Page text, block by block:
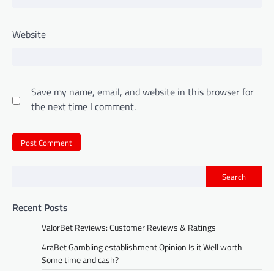
Website
Save my name, email, and website in this browser for
the next time I comment.
Search
Recent Posts
ValorBet Reviews: Customer Reviews & Ratings
4raBet Gambling establishment Opinion Is it Well worth
Some time and cash?